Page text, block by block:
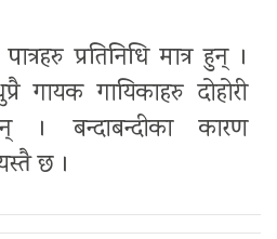
प्रतिनिधि मात्र हुन् ।
गायक गायिकाहरु दोहोरी
बन्दाबन्दीका कारण
छ ।